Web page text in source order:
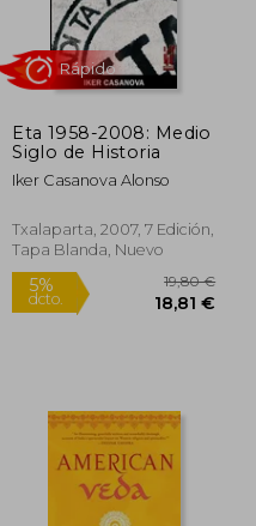
dcto.
Eta 1958-2008: Medio
Siglo de Historia
Iker Casanova Alonso
Txalaparta, 2007, 7 Edición,
Tapa Blanda, Nuevo